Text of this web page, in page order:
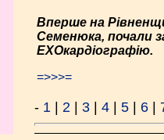
Вперше на
Семенюка, почали
ЕХОкардіографію.
=>>>=
- 1 2 3 4 5 6